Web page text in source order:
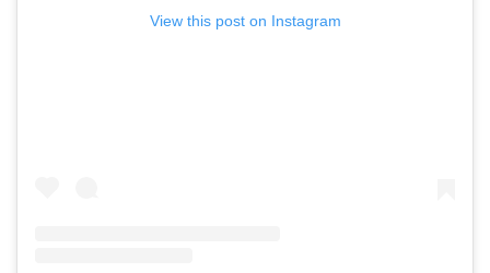
View this post on Instagram